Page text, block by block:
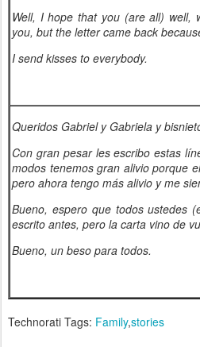
Well, I hope that you (are all) well,
you, but the letter came back
I send kisses to everybody.
Queridos Gabriel y Gabriela y
Con gran pesar les escribo estas
modos tenemos gran alivio porque
pero ahora tengo más alivio y me
Bueno, espero que todos ustedes
escrito antes, pero la carta vino de
Bueno, un beso para todos.
Technorati Tags: Family,stories